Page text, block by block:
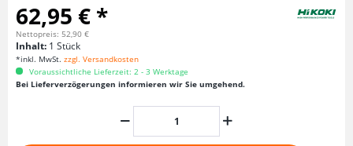
62,95 € *
Nettopreis: 52,90 €
Inhalt: 1 Stück
*inkl. MwSt. zzgl. Versandkosten
Voraussichtliche Lieferzeit: 2 - 3 Werktage
Bei Lieferverzögerungen informieren wir Sie umgehend.